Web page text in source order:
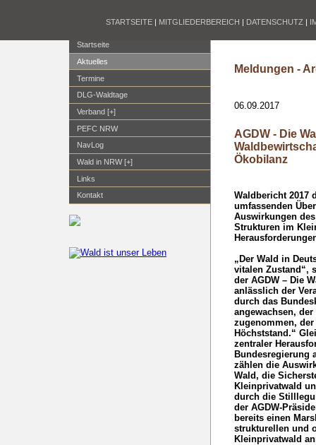
STARTSEITE | MITGLIEDERBEREICH | DATENSCHUTZ |
Startseite
Aktuelles
Termine
DLG-Waldtage
Verband [+]
PEFC NRW
NavLog
Wald in NRW [+]
Links
Kontakt
Meldungen -
06.09.2017
AGDW - Die
Ökobilanz
Waldbericht 2017
umfassenden
Auswirkungen
Strukturen im
„Der Wald in
vitalen Zustand“,
der AGDW – Die
anlässlich der
durch das
angewachsen,
zugenommen,
Höchststand.“
zentraler
Bundesregierung
zählen die
Wald, die
Kleinprivatwald
durch die
der AGDW-
bereits einen
strukturellen und
Kleinprivatwald